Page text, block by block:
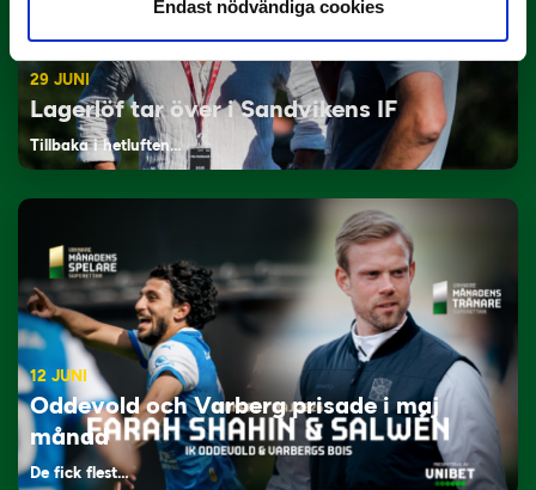
Endast nödvändiga cookies
29 JUNI
Lagerlöf tar över i Sandvikens IF
Tillbaka i hetluften…
12 JUNI
Oddevold och Varberg prisade i maj
månad
De fick flest…